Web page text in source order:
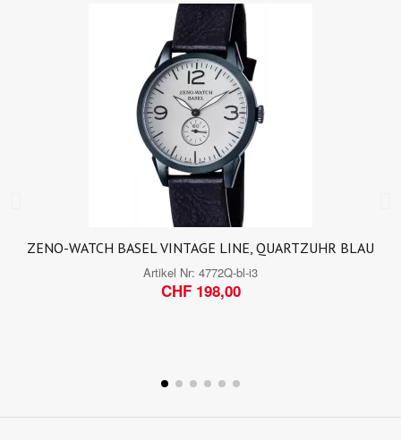
ZENO-WATCH BASEL VINTAGE LINE, QUARTZUHR BLAU
Artikel Nr: 4772Q-bl-i3
CHF 198,00